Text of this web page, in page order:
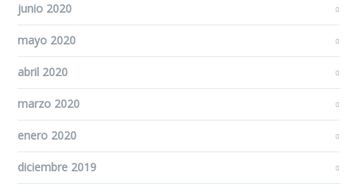
junio 2020
mayo 2020
abril 2020
marzo 2020
enero 2020
diciembre 2019